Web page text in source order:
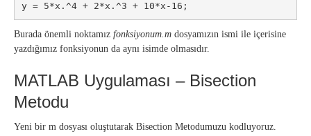
y = 5*x.^4 + 2*x.^3 + 10*x-16;
Burada önemli noktamız fonksiyonum.m dosyamızın ismi ile içerisine
yazdığımız fonksiyonun da aynı isimde olmasıdır.
MATLAB Uygulaması – Bisection
Metodu
Yeni bir m dosyası oluştutarak Bisection Metodumuzu kodluyoruz.